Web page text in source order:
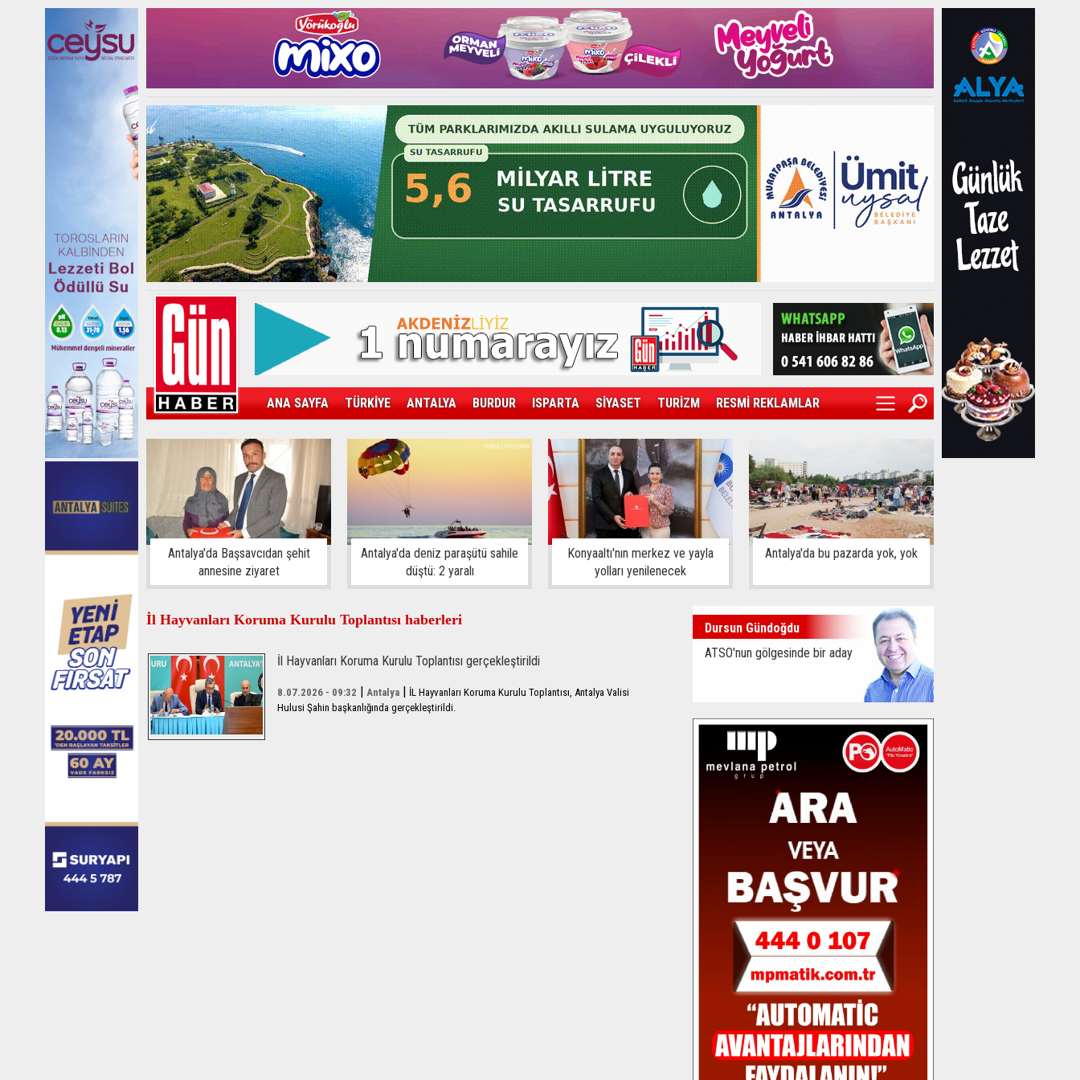
ANA SAYFA TÜRKİYE ANTALYA BURDUR ISPARTA SİYASET TURİZM RESMİ REKLAMLAR
KAMPÜS SPOR GÜN'ÜN ÜRÜNÜ SAĞLIK EKONOMİ DÜNYA
Antalya'da Başsavcıdan şehit
annesine ziyaret
Antalya'da deniz paraşütü sahile
düştü: 2 yaralı
Konyaaltı'nın merkez ve yayla
yolları yenilenecek
Antalya'da bu pazarda yok, yok
İl Hayvanları Koruma Kurulu Toplantısı haberleri
İl Hayvanları Koruma Kurulu Toplantısı gerçekleştirildi
8.07.2026 - 09:32 | Antalya | İL Hayvanları Koruma Kurulu Toplantısı, Antalya Valisi
Hulusi Şahin başkanlığında gerçekleştirildi.
Dursun Gündoğdu
ATSO'nun gölgesinde bir aday